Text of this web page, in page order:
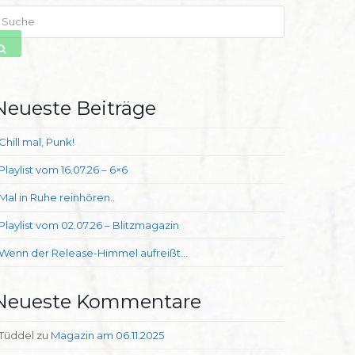
Beiträge
mal, Punk!
vom 16.07.26 – 6×6
in Ruhe reinhören..
vom 02.07.26 – Blitzmagazin
der Release-Himmel aufreißt…
Kommentare
zu Magazin am 06.11.2025